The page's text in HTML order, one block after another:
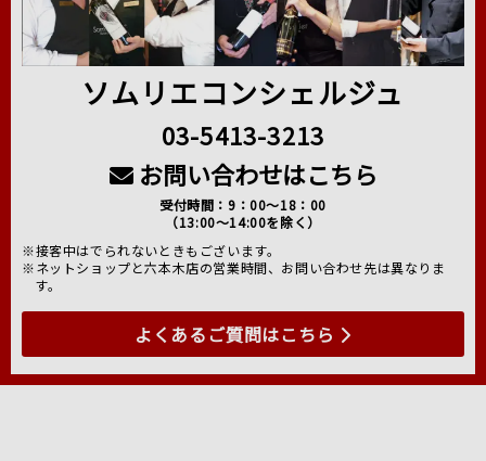
ソムリエコンシェルジュ
03-5413-3213
お問い合わせはこちら
受付時間：9：00～18：00
（13:00～14:00を除く）
※接客中はでられないときもございます。
※ネットショップと六本木店の営業時間、お問い合わせ先は異なりま
す。
よくあるご質問はこちら